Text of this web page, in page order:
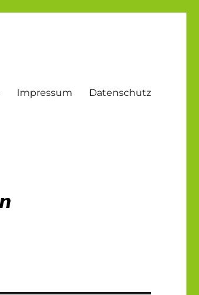
Impressum Datenschutz